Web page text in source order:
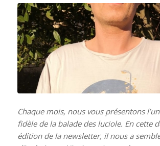
Chaque mois, nous vous présentons
fidèle de la balade des luciole. En cette
édition de la newsletter, il nous a